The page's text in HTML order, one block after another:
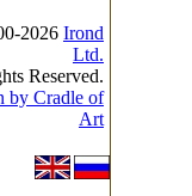
2026 Irond
Ltd.
Reserved.
by Cradle of
Art